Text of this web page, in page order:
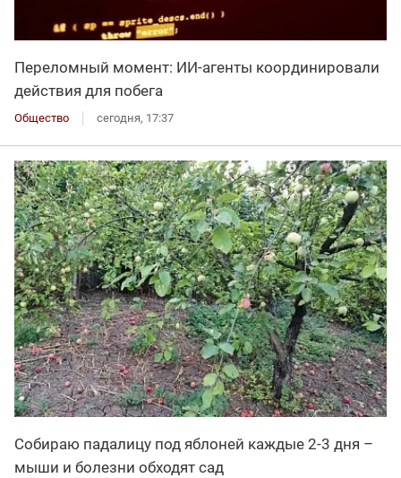
Переломный момент: ИИ-агенты координировали
действия для побега
Общество сегодня, 17:37
Собираю падалицу под яблоней каждые 2-3 дня –
мыши и болезни обходят сад